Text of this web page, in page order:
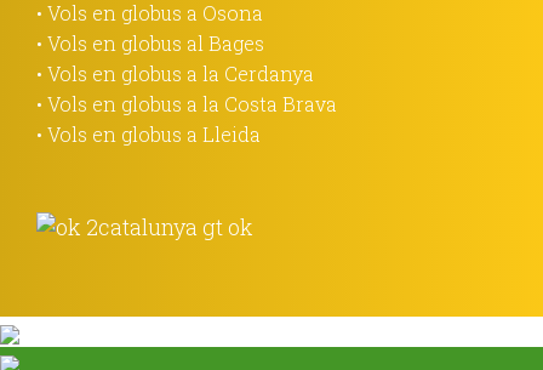
• Vols en globus a Osona
• Vols en globus al Bages
• Vols en globus a la Cerdanya
• Vols en globus a la Costa Brava
• Vols en globus a Lleida